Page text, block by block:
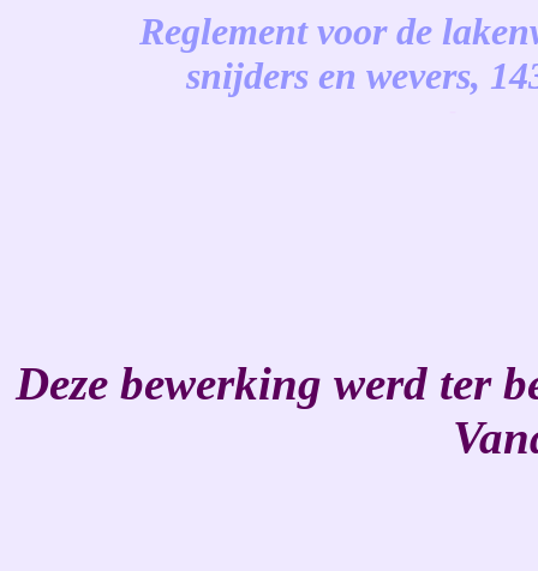
Reglement voor de
snijders en wevers,
Deze bewerking werd ter